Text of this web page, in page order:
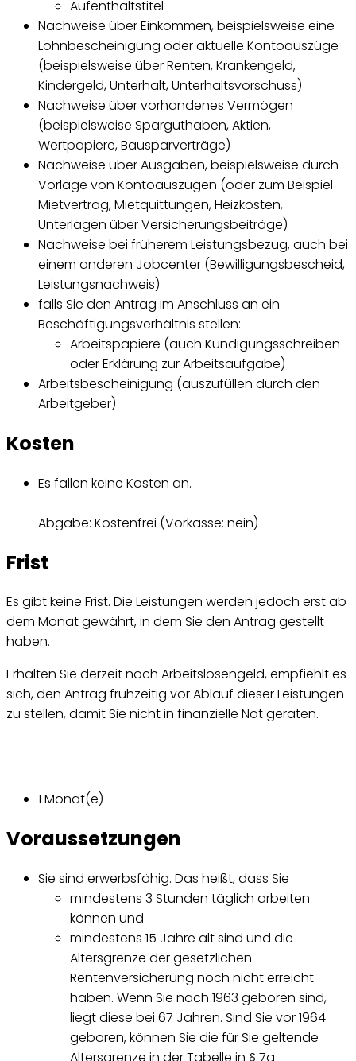
Aufenthaltstitel
Nachweise über Einkommen, beispielsweise eine
Lohnbescheinigung oder aktuelle Kontoauszüge
(beispielsweise über Renten, Krankengeld,
Kindergeld, Unterhalt, Unterhaltsvorschuss)
Nachweise über vorhandenes Vermögen
(beispielsweise Sparguthaben, Aktien,
Wertpapiere, Bausparverträge)
Nachweise über Ausgaben, beispielsweise durch
Vorlage von Kontoauszügen (oder zum Beispiel
Mietvertrag, Mietquittungen, Heizkosten,
Unterlagen über Versicherungsbeiträge)
Nachweise bei früherem Leistungsbezug, auch bei
einem anderen Jobcenter (Bewilligungsbescheid,
Leistungsnachweis)
falls Sie den Antrag im Anschluss an ein
Beschäftigungsverhältnis stellen:
Arbeitspapiere (auch Kündigungsschreiben
oder Erklärung zur Arbeitsaufgabe)
Arbeitsbescheinigung (auszufüllen durch den
Arbeitgeber)
Kosten
Es fallen keine Kosten an.
Abgabe: Kostenfrei (Vorkasse: nein)
Frist
Es gibt keine Frist. Die Leistungen werden jedoch erst ab
dem Monat gewährt, in dem Sie den Antrag gestellt
haben.
Erhalten Sie derzeit noch Arbeitslosengeld, empfiehlt es
sich, den Antrag frühzeitig vor Ablauf dieser Leistungen
zu stellen, damit Sie nicht in finanzielle Not geraten.
1 Monat(e)
Voraussetzungen
Sie sind erwerbsfähig. Das heißt, dass Sie
mindestens 3 Stunden täglich arbeiten
können und
mindestens 15 Jahre alt sind und die
Altersgrenze der gesetzlichen
Rentenversicherung noch nicht erreicht
haben. Wenn Sie nach 1963 geboren sind,
liegt diese bei 67 Jahren. Sind Sie vor 1964
geboren, können Sie die für Sie geltende